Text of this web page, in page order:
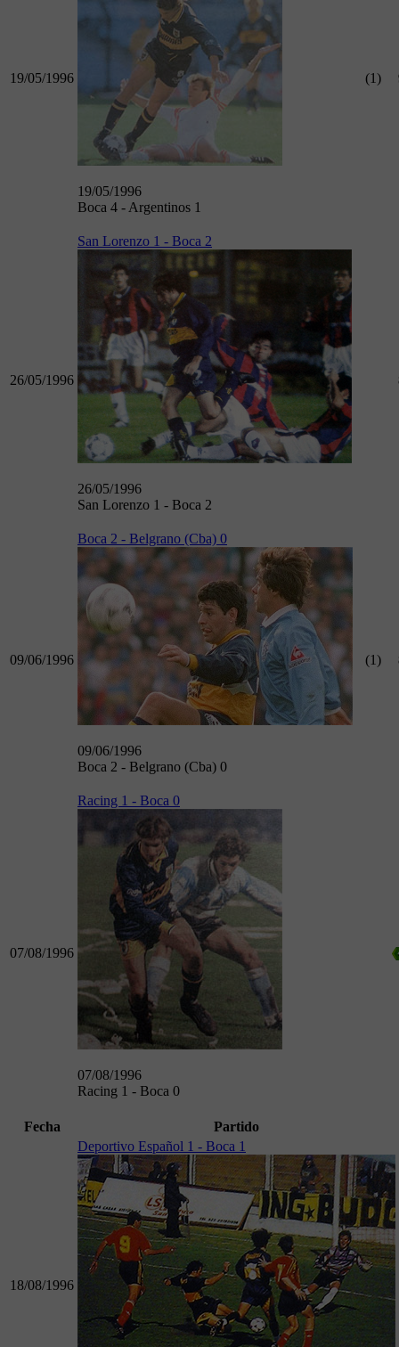
19/05/1996
19/05/1996
Boca 4 - Argentinos 1
(1)
26/05/1996
San Lorenzo 1 - Boca 2
26/05/1996
San Lorenzo 1 - Boca 2
09/06/1996
Boca 2 - Belgrano (Cba) 0
09/06/1996
Boca 2 - Belgrano (Cba) 0
(1)
07/08/1996
Racing 1 - Boca 0
07/08/1996
Racing 1 - Boca 0
Fecha Partido
18/08/1996
Deportivo Español 1 - Boca 1